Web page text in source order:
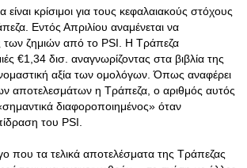
είναι κρίσιμοι για τους κεφαλαιακούς στόχους
Εντός Απριλίου αναμένεται να
των ζημιών από το PSI. Η Τράπεζα
€1,34 δισ. αναγνωρίζοντας στα βιβλία της
αξία των ομολόγων. Όπως αναφέρει
αποτελεσμάτων η Τράπεζα, ο αριθμός αυτός
διαφοροποιημένος» όταν
του PSI.
που τα τελικά αποτελέσματα της Τράπεζας